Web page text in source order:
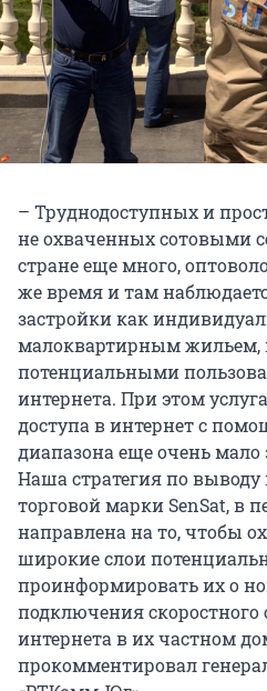
– Труднодоступных и
не охваченных сотовыми
стране еще много,
же время и там
застройки как
малоквартирным жильем,
потенциальными
интернета. При этом
доступа в интернет с
диапазона еще очень
Наша стратегия по
торговой марки SenSat, в
направлена на то, чтобы
широкие слои
проинформировать их о
подключения скоростного
интернета в их частном
прокомментировал